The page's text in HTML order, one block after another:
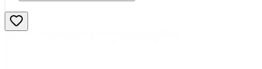
Нашли
Сбросить